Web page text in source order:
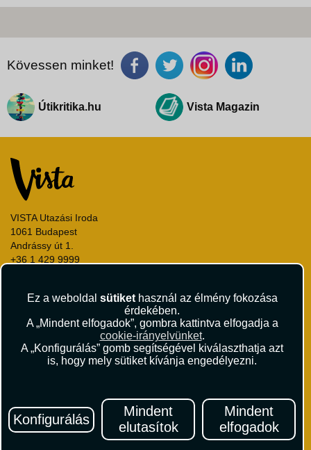
Ez a weboldal sütikethasznál az élmény fokozása
érdekében.
A „Mindent elfogadok”, gombra kattintva elfogadja a
cookie-irányelvünket.
A „Konfigurálás” gomb segítségével kiválaszthatja azt
is, hogy mely sütiket kívánja engedélyezni.
Konfigurálás
Mindent
elutasítok
Mindent
elfogadok
Kövessen minket!
Útikritika.hu Vista Magazin
VISTA Utazási Iroda
1061 Budapest
Andrássy út 1.
+36 1 429 9999
Repülőjegy foglalás
Utasbiztosítás
Utazási utalványok
Szállásértékelések